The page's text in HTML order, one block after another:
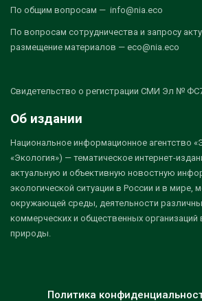
По общим вопросам — info@nia.eco
По вопросам сотрудничества и запросу
размещение материалов — eco@nia.eco
Свидетельство о регистрации СМИ Эл №
Об издании
Национальное информационное агентство
«Экология») — тематическое интернет-
актуальную и объективную новостную
экологической ситуации в России и в мире,
окружающей среды, деятельности
коммерческих и общественных
природы.
Политика